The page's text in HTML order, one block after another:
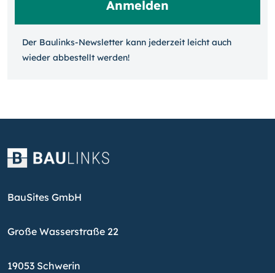
Der Baulinks-Newsletter kann jeder­zeit leicht auch
wieder ab­bestellt werden!
BauSites GmbH
Große Wasserstraße 22
19053 Schwerin